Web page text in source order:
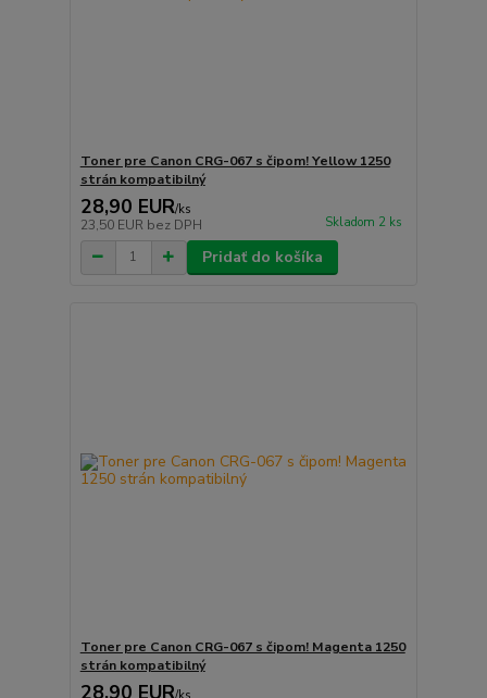
Toner pre Canon CRG-067 s čipom! Yellow 1250
strán kompatibilný
28,90 EUR/ks
23,50 EUR bez DPH Skladom 2 ks
Pridať do košíka
Toner pre Canon CRG-067 s čipom! Magenta 1250
strán kompatibilný